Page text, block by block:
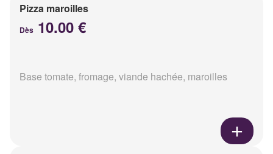
Pizza maroilles
Dès 10.00 €
Base tomate, fromage, viande hachée, maroilles